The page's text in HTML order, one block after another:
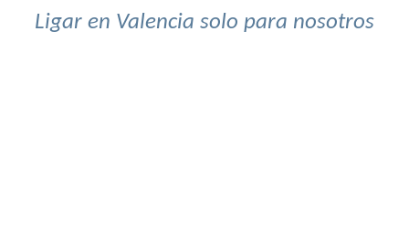
Ligar en Valencia solo para nosotros